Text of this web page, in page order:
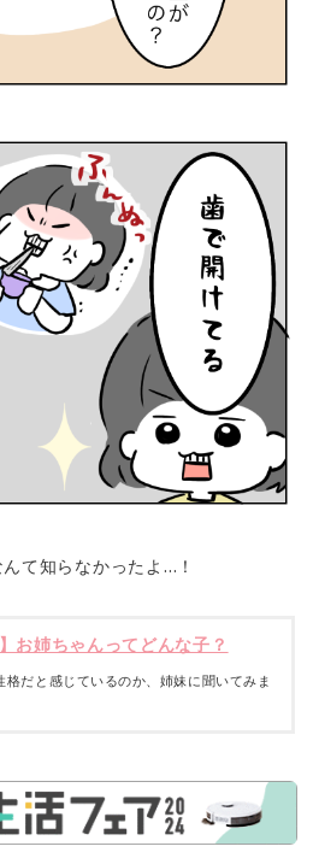
て知らなかったよ…！
お姉ちゃんってどんな子？
格だと感じているのか、姉妹に聞いてみま